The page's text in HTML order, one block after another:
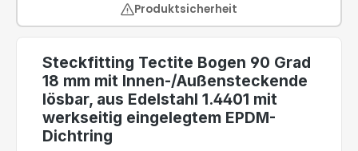
Produktsicherheit
Steckfitting Tectite Bogen 90 Grad
18 mm mit Innen-/Außensteckende
lösbar, aus Edelstahl 1.4401 mit
werkseitig eingelegtem EPDM-
Dichtring